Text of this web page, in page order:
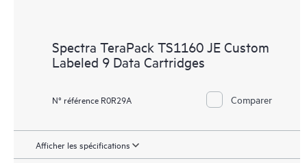
Spectra TeraPack TS1160 JE Custom
Labeled 9 Data Cartridges
N° référence R0R29A Comparer
Afficher les spécifications